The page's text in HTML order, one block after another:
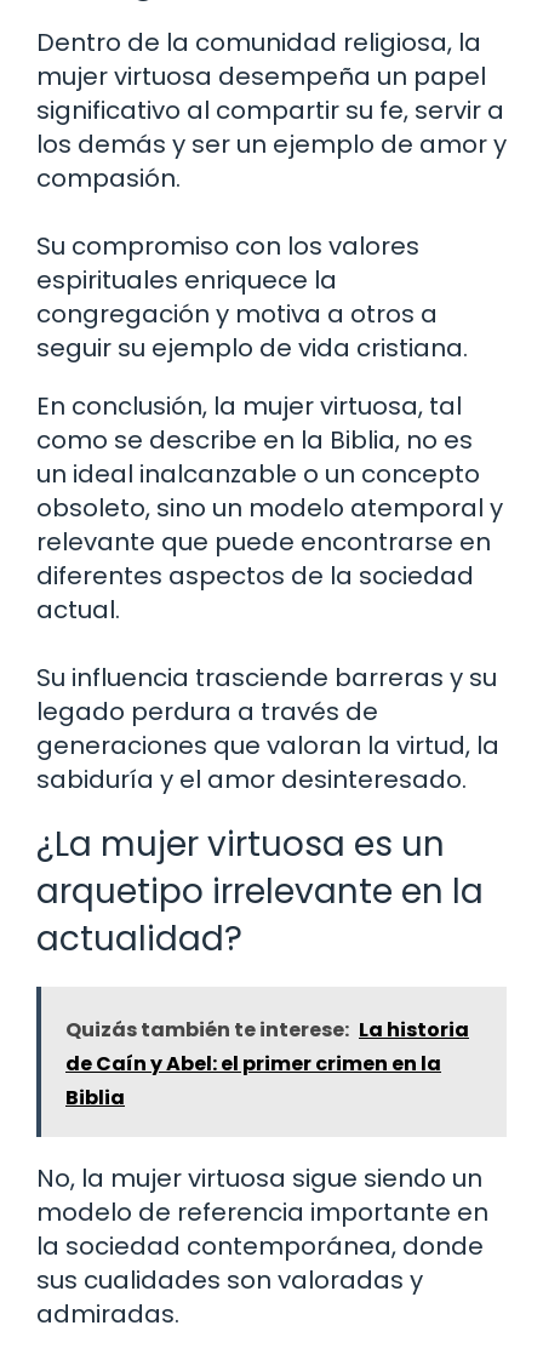
Dentro de la comunidad religiosa, la
mujer virtuosa desempeña un papel
significativo al compartir su fe, servir a
los demás y ser un ejemplo de amor y
compasión.
Su compromiso con los valores
espirituales enriquece la
congregación y motiva a otros a
seguir su ejemplo de vida cristiana.
En conclusión, la mujer virtuosa, tal
como se describe en la Biblia, no es
un ideal inalcanzable o un concepto
obsoleto, sino un modelo atemporal y
relevante que puede encontrarse en
diferentes aspectos de la sociedad
actual.
Su influencia trasciende barreras y su
legado perdura a través de
generaciones que valoran la virtud, la
sabiduría y el amor desinteresado.
¿La mujer virtuosa es un
arquetipo irrelevante en la
actualidad?
Quizás también te interese: La historia
de Caín y Abel: el primer crimen en la
Biblia
No, la mujer virtuosa sigue siendo un
modelo de referencia importante en
la sociedad contemporánea, donde
sus cualidades son valoradas y
admiradas.